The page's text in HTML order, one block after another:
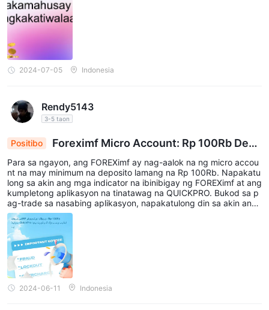
2024-07-05 Indonesia
Rendy5143
3-5 taon
Positibo
Foreximf Micro Account: Rp 100Rb Depo
sit, QuickPro App Nagpapalakas ng Pagkalakalan
Para sa ngayon, ang FOREXimf ay nag-aalok na ng micro accou
nt na may minimum na deposito lamang na Rp 100Rb. Napakatu
long sa akin ang mga indicator na ibinibigay ng FOREXimf at ang
kumpletong aplikasyon na tinatawag na QUICKPRO. Bukod sa p
ag-trade sa nasabing aplikasyon, napakatulong din sa akin ang
mga update ng mga high impact na balita na ibinibigay sa QUIC
KPRO By FOREXimf sa Market insight at News na menu. Ang apli
kasyon ay maaari na ring i-download sa Playstore.
2024-06-11 Indonesia